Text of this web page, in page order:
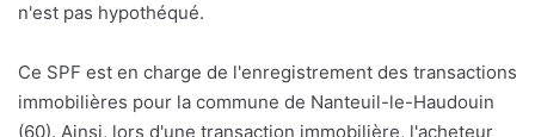
n'est pas hypothéqué.
Ce SPF est en charge de l'enregistrement des transactions
immobilières pour la commune de Nanteuil-le-Haudouin
(60). Ainsi, lors d'une transaction immobilière, l'acheteur